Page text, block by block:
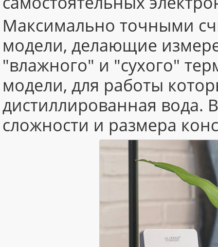
Максимально точными
модели, делающие
"влажного" и "сухого"
модели, для работы
дистиллированная
сложности и размера